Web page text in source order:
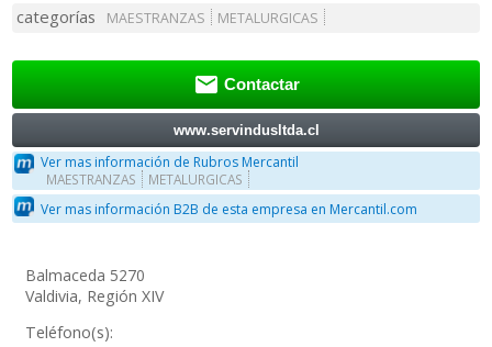
categorías MAESTRANZAS METALURGICAS
 Contactar
www.servindusltda.cl
Ver mas información de Rubros Mercantil
MAESTRANZAS METALURGICAS
Ver mas información B2B de esta empresa en Mercantil.com
Balmaceda 5270
Valdivia, Región XIV
Teléfono(s):